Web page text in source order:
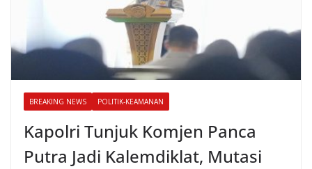
BREAKING NEWS POLITIK-KEAMANAN
Kapolri Tunjuk Komjen Panca
Putra Jadi Kalemdiklat, Mutasi